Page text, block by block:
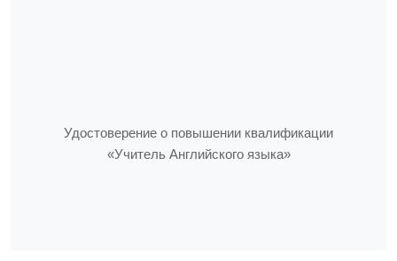
Удостоверение о повышении квалификации
«Учитель Английского языка»